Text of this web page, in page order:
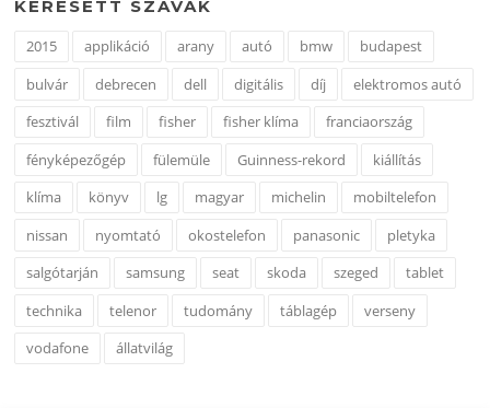
KERESETT SZAVAK
2015 applikáció arany autó bmw
budapest
bulvár
debrecen dell digitális díj
elektromos autó
fesztivál
film fisher fisher klíma
franciaország
fényképezőgép
fülemüle Guinness-rekord
kiállítás
klíma
könyv lg magyar michelin
mobiltelefon
nissan
nyomtató okostelefon panasonic
pletyka
salgótarján
samsung seat skoda szeged
tablet
technika
telenor tudomány táblagép
verseny
vodafone
állatvilág